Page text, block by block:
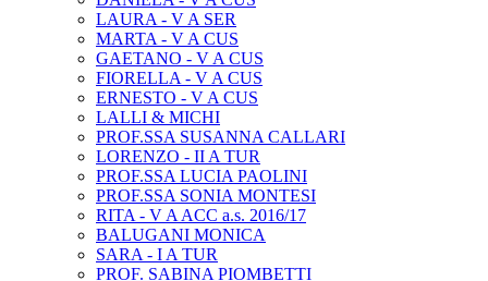
LAURA - V A SER
MARTA - V A CUS
GAETANO - V A CUS
FIORELLA - V A CUS
ERNESTO - V A CUS
LALLI & MICHI
PROF.SSA SUSANNA CALLARI
LORENZO - II A TUR
PROF.SSA LUCIA PAOLINI
PROF.SSA SONIA MONTESI
RITA - V A ACC a.s. 2016/17
BALUGANI MONICA
SARA - I A TUR
PROF. SABINA PIOMBETTI